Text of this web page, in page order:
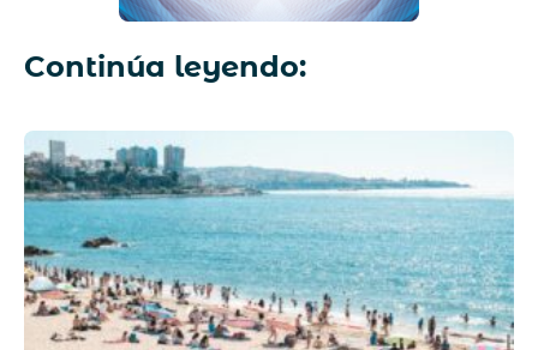
Continúa leyendo: